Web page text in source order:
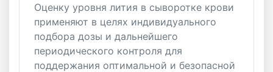
Оценку уровня лития в сыворотке крови
применяют в целях индивидуального
подбора дозы и дальнейшего
периодического контроля для
поддержания оптимальной и безопасной